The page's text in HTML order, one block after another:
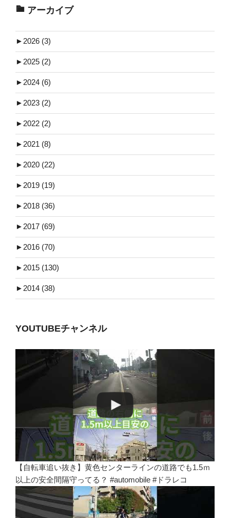
アーカイブ
► 2026 (3)
► 2025 (2)
► 2024 (6)
► 2023 (2)
► 2022 (2)
► 2021 (8)
► 2020 (22)
► 2019 (19)
► 2018 (36)
► 2017 (69)
► 2016 (70)
► 2015 (130)
► 2014 (38)
YOUTUBEチャンネル
【自転車追い抜き】黄色センターラインの道路でも1.5ｍ
以上の安全間隔守ってる？ #automobile #ドラレコ